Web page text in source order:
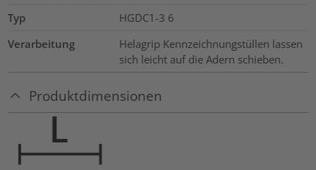
Typ
HGDC1-3 6
Verarbeitung
Helagrip Kennzeichnungstüllen lassen
sich leicht auf die Adern schieben.
Produktdimensionen